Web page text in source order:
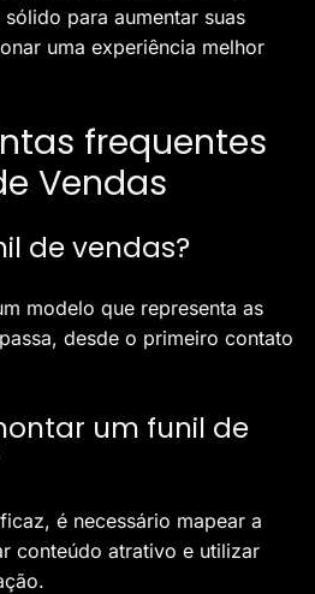
para aumentar suas
uma experiência melhor
frequentes
Vendas
de vendas?
modelo que representa as
desde o primeiro contato
um funil de
é necessário mapear a
conteúdo atrativo e utilizar